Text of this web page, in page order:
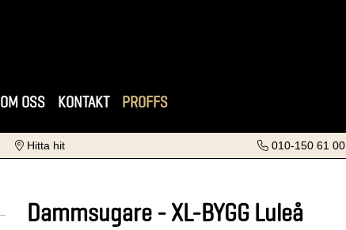
OM OSS KONTAKT PROFFS
Hitta hit 010-150 61 00
Dammsugare - XL-BYGG Luleå